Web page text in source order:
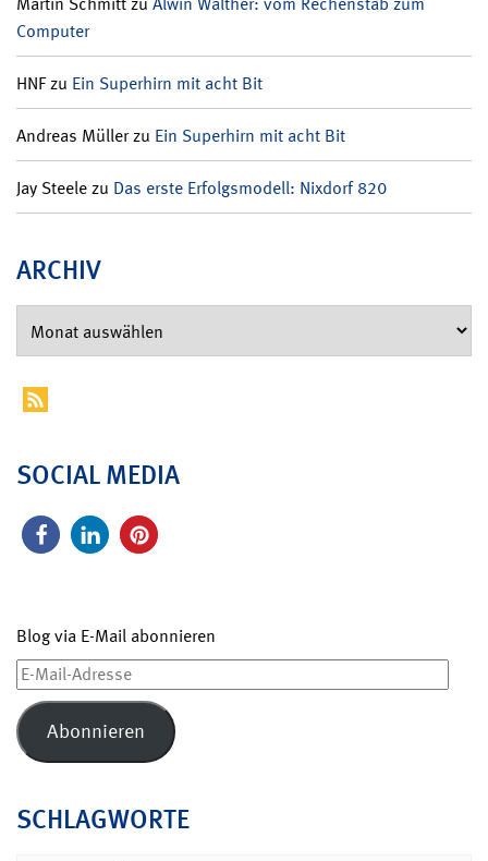
Computer
HNFzu Ein Superhirn mit acht Bit
Andreas Müllerzu Ein Superhirn mit acht Bit
Jay Steelezu Das erste Erfolgsmodell: Nixdorf 820
ARCHIV
SOCIAL MEDIA
Blog via E-Mail abonnieren
E-
Mail-
Adresse
Abonnieren
SCHLAGWORTE